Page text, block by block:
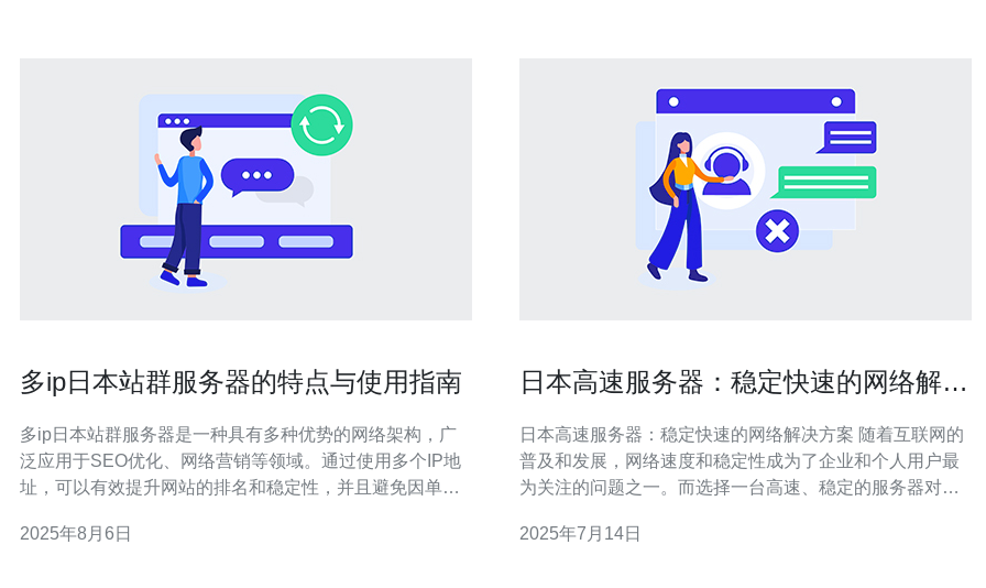
多ip日本站群服务器的特点与使用指南
多ip日本站群服务器是一种具有多种优势的网络架构，广
泛应用于SEO优化、网络营销等领域。通过使用多个IP地
址，可以有效提升网站的排名和稳定性，并且避免因单一
器的特点及其使用指南，以帮助用户在实际操作中更好地
2025年8月6日
日本高速服务器：稳定快速的网络解决
日本高速服务器：稳定快速的网络解决方案 随着互联网的
普及和发展，网络速度和稳定性成为了企业和个人用户最
为关注的问题之一。而选择一台高速、稳定的服务器对于
的性能和可靠性，成为了许多用户的首选。 日本高速服务
2025年7月14日